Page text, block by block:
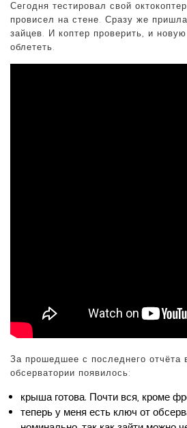
Сегодня тестировал свой
провисел на стене. Сразу же
зайцев. И коптер проверить, и
облететь.
За прошедшее с последнего отчёта
обсерватории появилось:
крыша готова. Почти вся, кроме
теперь у меня есть ключ от